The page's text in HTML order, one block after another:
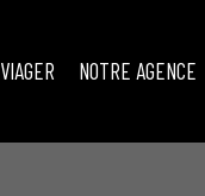
VIAGER NOTRE AGENCE